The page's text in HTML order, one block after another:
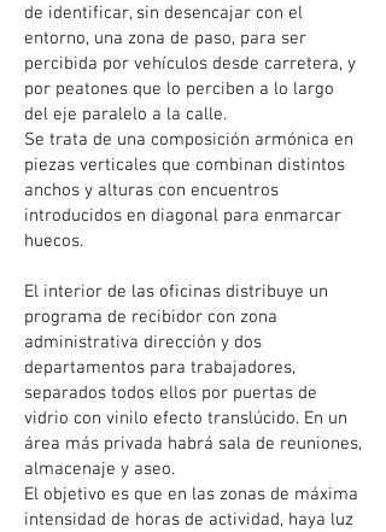
de identificar, sin desencajar con el
entorno, una zona de paso, para ser
percibida por vehículos desde carretera, y
por peatones que lo perciben a lo largo
del eje paralelo a la calle.
Se trata de una composición armónica en
piezas verticales que combinan distintos
anchos y alturas con encuentros
introducidos en diagonal para enmarcar
huecos.
El interior de las oficinas distribuye un
programa de recibidor con zona
administrativa dirección y dos
departamentos para trabajadores,
separados todos ellos por puertas de
vidrio con vinilo efecto translúcido. En un
área más privada habrá sala de reuniones,
almacenaje y aseo.
El objetivo es que en las zonas de máxima
intensidad de horas de actividad, haya luz